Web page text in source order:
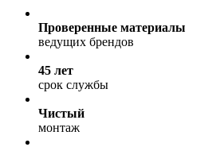
Проверенные материалы
ведущих брендов
45 лет
срок службы
Чистый
монтаж